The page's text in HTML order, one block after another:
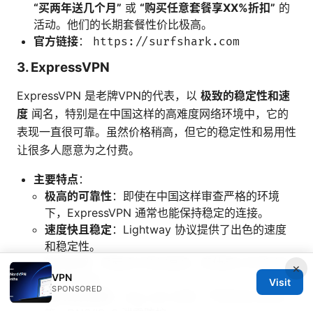
“买两年送几个月” 或 “购买任意套餐享XX%折扣” 的
活动。他们的长期套餐性价比极高。
官方链接： https://surfshark.com
3. ExpressVPN
ExpressVPN 是老牌VPN的代表，以 极致的稳定性和速
度 闻名，特别是在中国这样的高难度网络环境中，它的
表现一直很可靠。虽然价格稍高，但它的稳定性和易用性
让很多人愿意为之付费。
主要特点 ：
极高的可靠性：即使在中国这样审查严格的环境
下，ExpressVPN 通常也能保持稳定的连接。
速度快且稳定 ：Lightway 协议提供了出色的速度
和稳定性。
简单易用
能轻松上手。
强大的安全性
：AES-256 加密、严格的无日志政
×
VPN
SPONSORED
Visit